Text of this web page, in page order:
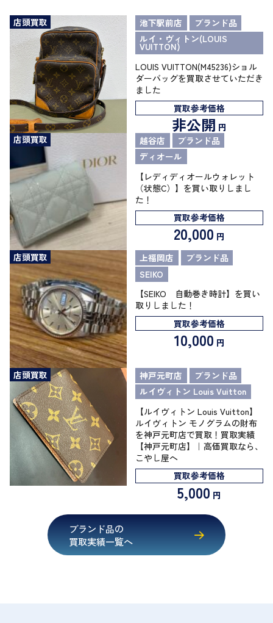
店頭買取 池下駅前店
ブランド品
ルイ・ヴィトン(LOUIS
VUITTON)
LOUIS VUITTON(M45236)ショル
ダーバッグを買取させていただき
ました
買取参考価格
非公開 円
店頭買取
越谷店
ブランド品
ディオール
【レディディオールウォレット
（状態C）】を買い取りしまし
た！
買取参考価格
20,000 円
店頭買取
上福岡店
ブランド品
SEIKO
【SEIKO 自動巻き時計】を買い
取りしました！
買取参考価格
10,000 円
店頭買取 神戸元町店
ブランド品
ルイヴィトン Louis Vuitton
【ルイヴィトン Louis Vuitton】
ルイヴィトン モノグラムの財布
を神戸元町店で買取！買取実績
【神戸元町店】｜高価買取なら、
こやし屋へ
買取参考価格
5,000 円
ブランド品の
買取実績一覧へ